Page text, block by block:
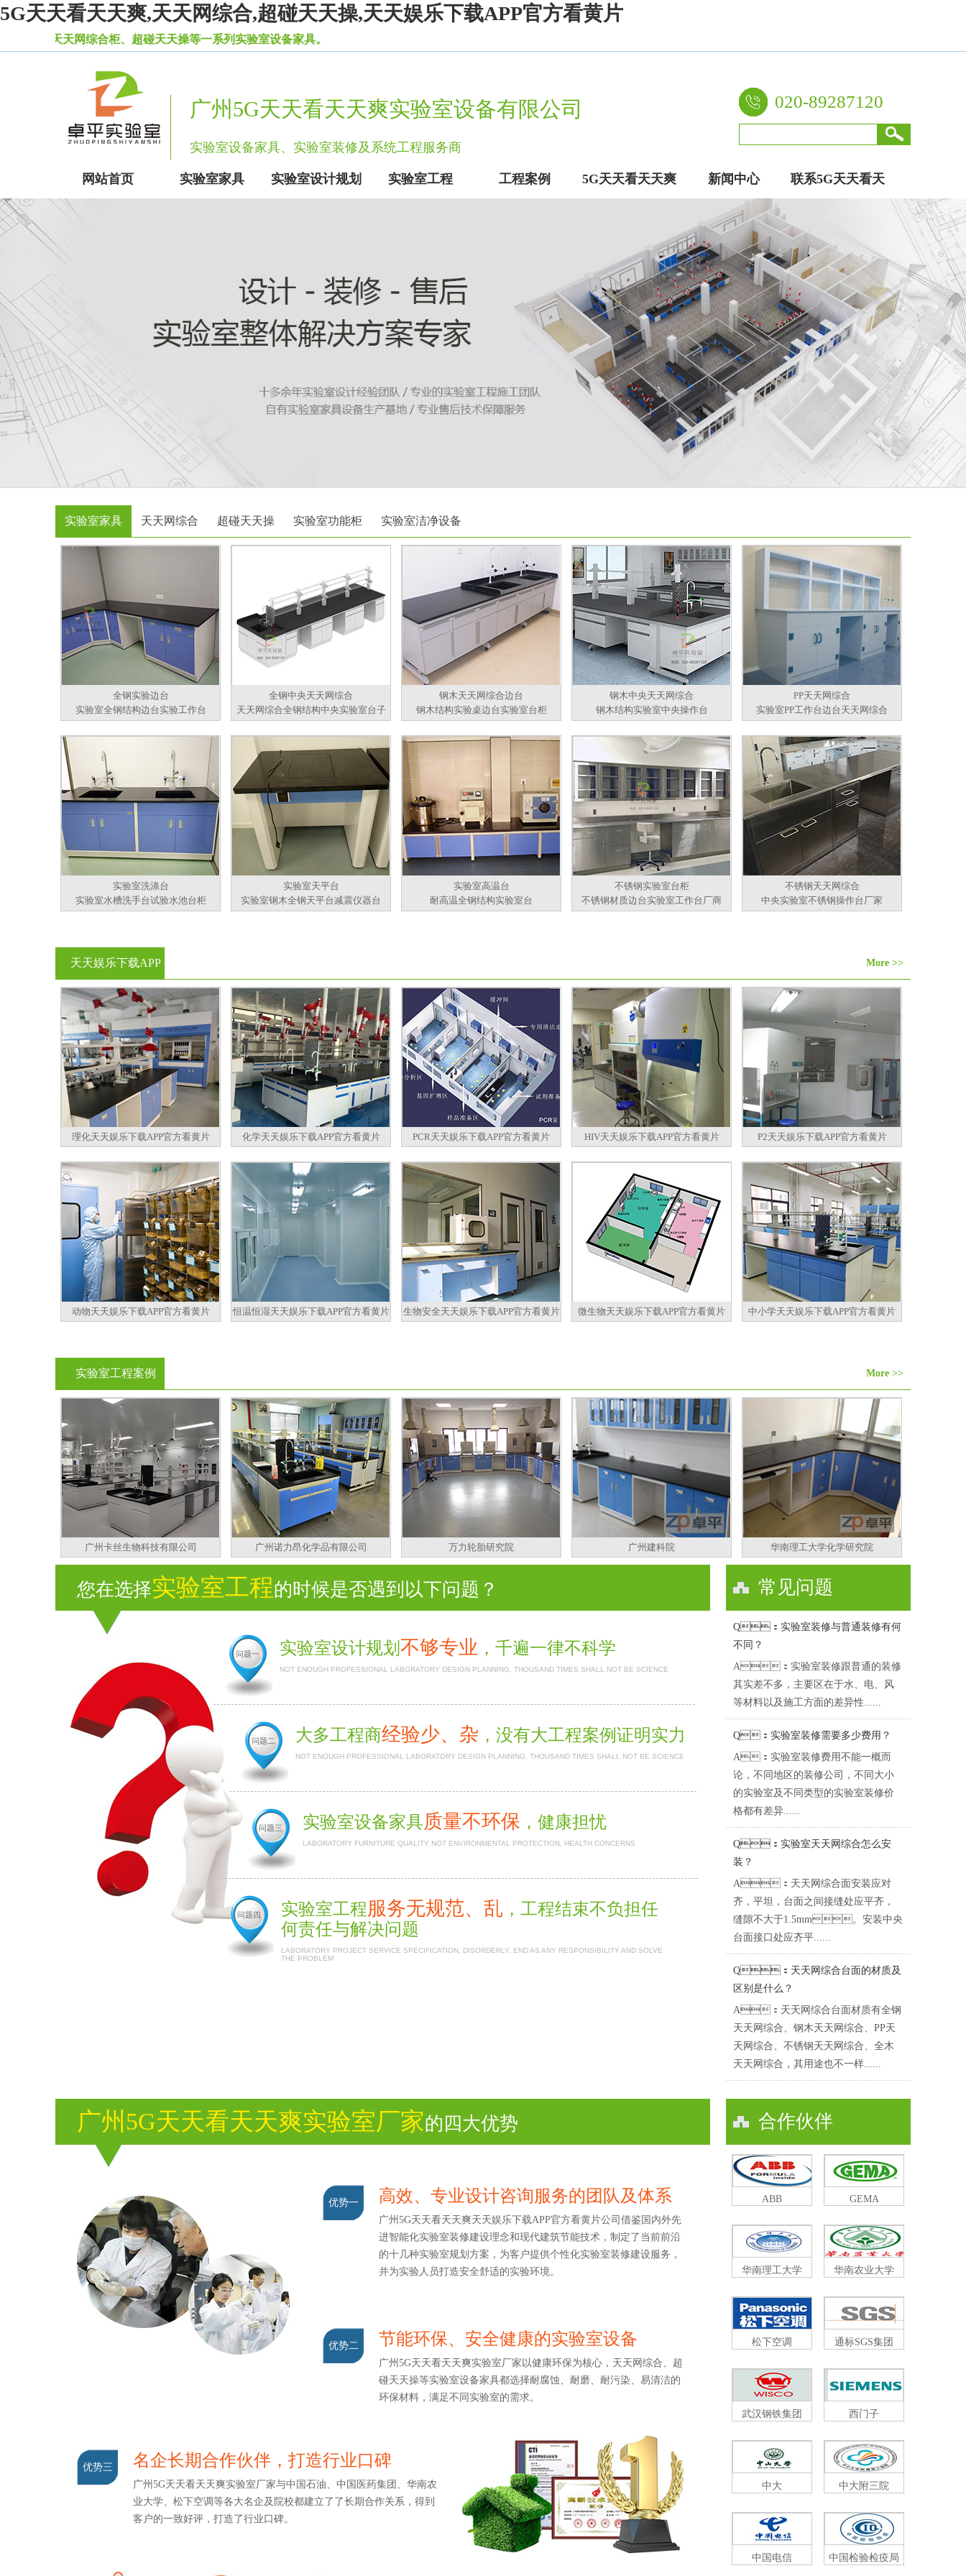
5G天天看天天爽,天天网综合,超碰天天操,天天娱乐下载APP官方看黄片
柜、超碰天天操等一系列实验室设备家具。
广州5G天天看天天爽实验室设备有限公司
实验室设备家具、实验室装修及系统工程服务商
020-89287120
网站首页 实验室家具 实验室设计规划 实验室工程 工程案例 5G天天看天天爽 新闻中心 联系5G天天看天
实验室家具 天天网综合 超碰天天操 实验室功能柜 实验室洁净设备
全钢实验边台
实验室全钢结构边台实验工作台
全钢中央天天网综合
天天网综合全钢结构中央实验室台子
钢木天天网综合边台
钢木结构实验桌边台实验室台柜
钢木中央天天网综合
钢木结构实验室中央操作台
PP天天网综合
实验室PP工作台边台天天网综合
实验室洗涤台
实验室水槽洗手台试验水池台柜
实验室天平台
实验室钢木全钢天平台减震仪器台
实验室高温台
耐高温全钢结构实验室台
不锈钢实验室台柜
不锈钢材质边台实验室工作台厂商
不锈钢天天网综合
中央实验室不锈钢操作台厂家
More >>
天天娱乐下载APP
官方看黄片
理化天天娱乐下载APP官方看黄片 化学天天娱乐下载APP官方看黄片 PCR天天娱乐下载APP官方看黄片 HIV天天娱乐下载APP官方看黄片 P2天天娱乐下载APP官方看黄片
动物天天娱乐下载APP官方看黄片 恒温恒湿天天娱乐下载APP官方看黄片 生物安全天天娱乐下载APP官方看黄片 微生物天天娱乐下载APP官方看黄片 中小学天天娱乐下载APP官方看黄片
More >>
实验室工程案例
广州卡丝生物科技有限公司 广州诺力昂化学品有限公司 万力轮胎研究院 广州建科院 华南理工大学化学研究院
您在选择实验室工程的时候是否遇到以下问题？
问题一 实验室设计规划 不够专业 ，千遍一律不科学
NOT ENOUGH PROFESSIONAL LABORATORY DESIGN PLANNING, THOUSAND TIMES SHALL NOT BE SCIENCE
问题二 大多工程商经验少、杂 ，没有大工程案例证明实力
NOT ENOUGH PROFESSIONAL LABORATORY DESIGN PLANNING, THOUSAND TIMES SHALL NOT BE SCIENCE
问题三 实验室设备家具质量不环保 ，健康担忧
LABORATORY FURNITURE QUALITY NOT ENVIRONMENTAL PROTECTION, HEALTH CONCERNS
问题四 实验室工程服务无规范、乱 ，工程结束不负担任
何责任与解决问题
LABORATORY PROJECT SERVICE SPECIFICATION, DISORDERLY, END AS ANY RESPONSIBILITY AND SOLVE
THE PROBLEM
常见问题
Q：实验室装修与普通装修有何
不同？
A：实验室装修跟普通的装修
其实差不多，主要区在于水、电、风
等材料以及施工方面的差异性......
Q：实验室装修需要多少费用？
A：实验室装修费用不能一概而
论，不同地区的装修公司，不同大小
的实验室及不同类型的实验室装修价
格都有差异......
Q：实验室天天网综合怎么安
装？
A：天天网综合面安装应对
齐，平坦，台面之间接缝处应平齐，
缝隙不大于1.5mm。安装中央
台面接口处应齐平......
Q：天天网综合台面的材质及
区别是什么？
A：天天网综合台面材质有全钢
天天网综合、钢木天天网综合、PP天
天网综合、不锈钢天天网综合、全木
天天网综合，其用途也不一样......
广州5G天天看天天爽实验室厂家的四大优势
优势一 高效、专业设计咨询服务的团队及体系
广州5G天天看天天爽天天娱乐下载APP官方看黄片公司借鉴国内外先
进智能化实验室装修建设理念和现代建筑节能技术，制定了当前前沿
的十几种实验室规划方案，为客户提供个性化实验室装修建设服务，
并为实验人员打造安全舒适的实验环境。
优势二 节能环保、安全健康的实验室设备
广州5G天天看天天爽实验室厂家以健康环保为核心，天天网综合、超
碰天天操等实验室设备家具都选择耐腐蚀、耐磨、耐污染、易清洁的
环保材料，满足不同实验室的需求。
优势三 名企长期合作伙伴，打造行业口碑
广州5G天天看天天爽实验室厂家与中国石油、中国医药集团、华南农
业大学、松下空调等各大名企及院校都建立了了长期合作关系，得到
客户的一致好评，打造了行业口碑。
合作伙伴
ABB GEMA
华南理工大学 华南农业大学
松下空调 通标SGS集团
武汉钢铁集团 西门子
中大 中大附三院
中国电信 中国检验检疫局